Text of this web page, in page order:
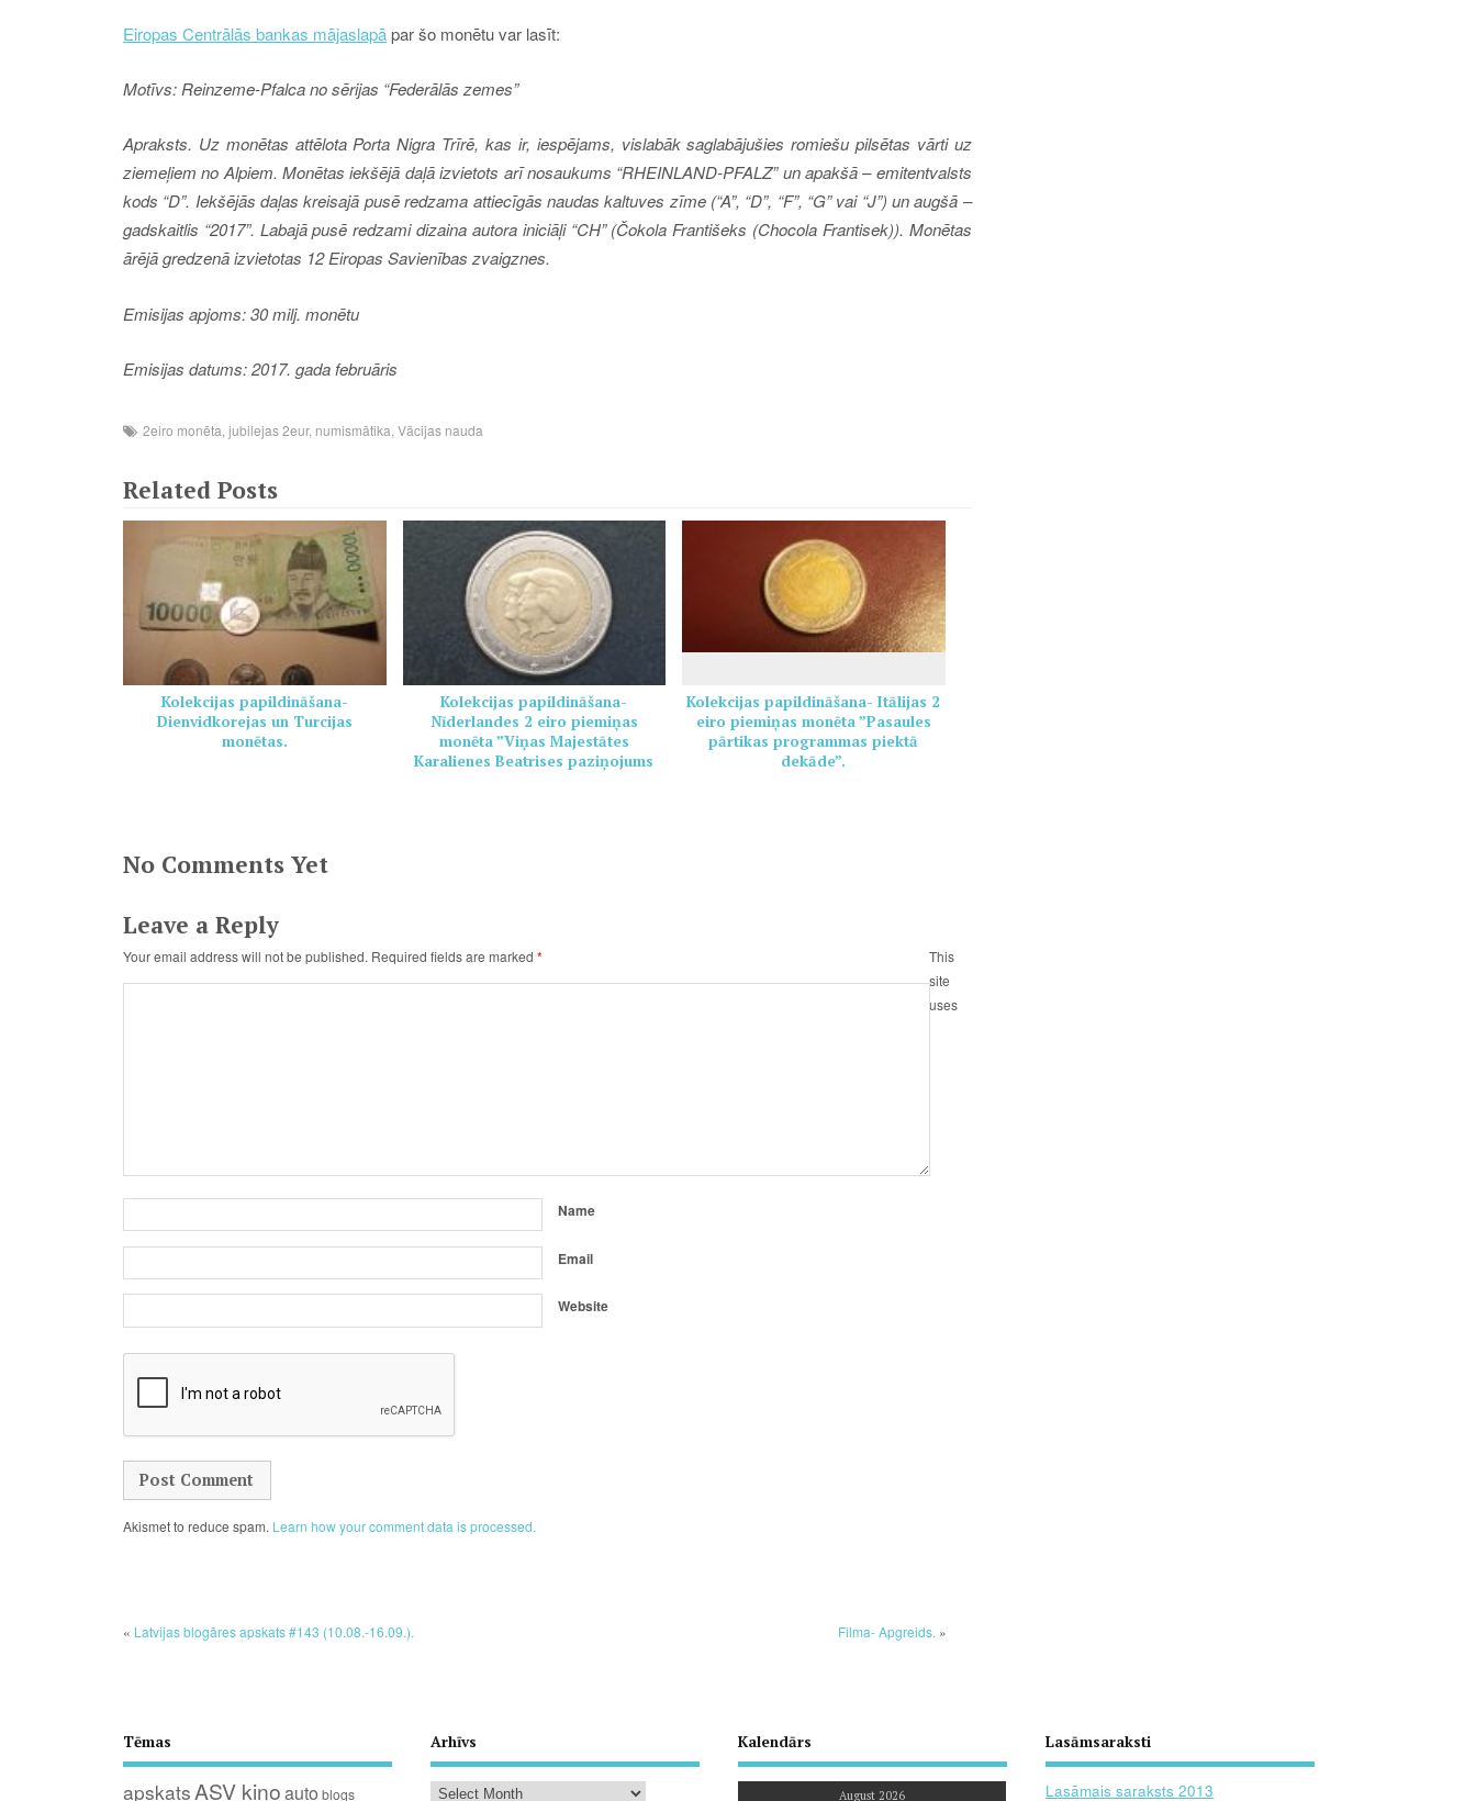
Eiropas Centrālās bankas mājaslapāpar šo monētu var lasīt:
Motīvs: Reinzeme-Pfalca no sērijas “Federālās zemes”
Apraksts. Uz monētas attēlota Porta Nigra Trīrē, kas ir, iespējams, vislabāk saglabājušies romiešu pilsētas vārti uz
ziemeļiem no Alpiem. Monētas iekšējā daļā izvietots arī nosaukums “RHEINLAND-PFALZ” un apakšā – emitentvalsts
kods “D”. Iekšējās daļas kreisajā pusē redzama attiecīgās naudas kaltuves zīme (“A”, “D”, “F”, “G” vai “J”) un augšā –
gadskaitlis “2017”. Labajā pusē redzami dizaina autora iniciāļi “CH” (Čokola Františeks (Chocola Frantisek)). Monētas
ārējā gredzenā izvietotas 12 Eiropas Savienības zvaigznes.
Emisijas apjoms: 30 milj. monētu
Emisijas datums: 2017. gada februāris
2eiro monēta,jubilejas 2eur, numismātika,Vācijas nauda
Related Posts
Kolekcijas papildināšana-
Dienvidkorejas un Turcijas
monētas.
Kolekcijas papildināšana-
Nīderlandes 2 eiro piemiņas
monēta ”Viņas Majestātes
Karalienes Beatrises paziņojums
Kolekcijas papildināšana- Itālijas 2
eiro piemiņas monēta ”Pasaules
pārtikas programmas piektā
dekāde”.
No Comments Yet
Leave a Reply
Your email address will not be published. Required fields are marked *
Name
Email
Website
This
site
uses
Akismet to reduce spam. Learn how your comment data is processed.
« Latvijas blogāres apskats #143 (10.08.-16.09.). Filma- Apgreids. »
Tēmas
apskats ASV kinoauto blogs
Arhīvs Kalendārs
August 2026
Lasāmsaraksti
Lasāmais saraksts 2013